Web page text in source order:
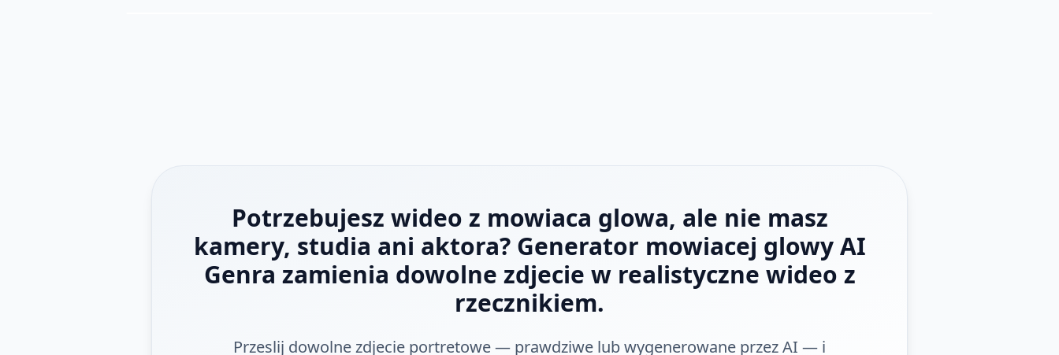
Potrzebujesz wideo z mowiaca glowa, ale nie masz
kamery, studia ani aktora? Generator mowiacej glowy AI
Genra zamienia dowolne zdjecie w realistyczne wideo z
rzecznikiem.
Przeslij dowolne zdjecie portretowe — prawdziwe lub wygenerowane przez AI — i